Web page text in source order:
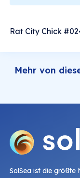
Rat City Chick
Mehr von
SolSea ist die größte